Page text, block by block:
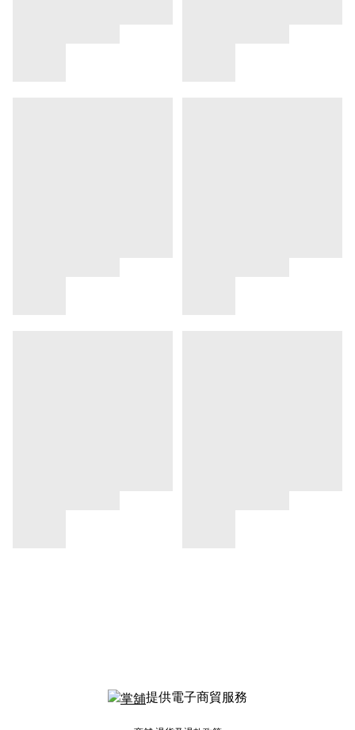
提供電子商貿服務